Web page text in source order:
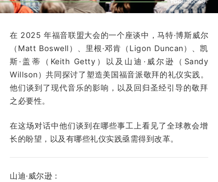
在 2025 年福音联盟大会的一个座谈中，马特·博斯威尔
（Matt Boswell）、里根·邓肯（Ligon Duncan）、凯
斯·盖蒂（Keith Getty）以及山迪·威尔逊（Sandy
Willson）共同探讨了塑造美国福音派敬拜的礼仪实践。
他们谈到了现代音乐的影响，以及回归圣经引导的敬拜
之必要性。
在这场对话中他们谈到在哪些事工上看见了全球教会增
长的盼望，以及有哪些礼仪实践亟需得到改革。
山迪·威尔逊：